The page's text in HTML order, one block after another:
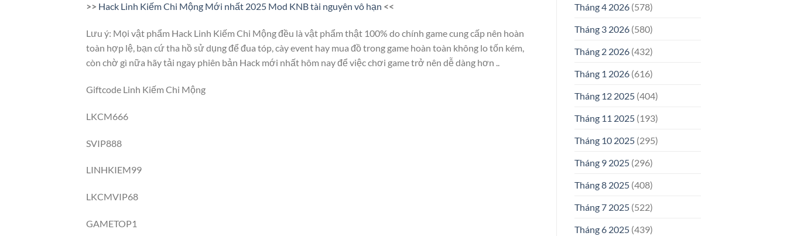
>> Hack Linh Kiếm Chi Mộng Mới nhất 2025 Mod KNB tài nguyên vô hạn <<
Lưu ý: Mọi vật phẩm Hack Linh Kiếm Chi Mộng đều là vật phẩm thật 100% do chính game cung cấp nên hoàn
toàn hợp lệ, bạn cứ tha hồ sử dụng để đua tóp, cày event hay mua đồ trong game hoàn toàn không lo tốn kém,
còn chờ gì nữa hãy tải ngay phiên bản Hack mới nhất hôm nay để việc chơi game trở nên dễ dàng hơn ..
Giftcode Linh Kiếm Chi Mộng
LKCM666
SVIP888
LINHKIEM99
LKCMVIP68
GAMETOP1
Tháng 4 2026(578)
Tháng 3 2026(580)
Tháng 2 2026(432)
Tháng 1 2026(616)
Tháng 12 2025(404)
Tháng 11 2025(193)
Tháng 10 2025(295)
Tháng 9 2025(296)
Tháng 8 2025(408)
Tháng 7 2025(522)
Tháng 6 2025(439)